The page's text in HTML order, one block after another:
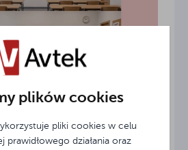
plików cookies
pliki cookies w celu
prawidłowego działania oraz
sal
Avtek FrameWings
tablicy szkolnej?